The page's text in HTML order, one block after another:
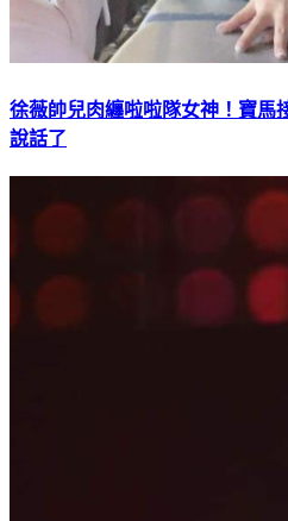
徐薇帥兒肉纏啦啦隊女神！寶
說話了